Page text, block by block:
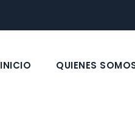
INICIO QUIENES